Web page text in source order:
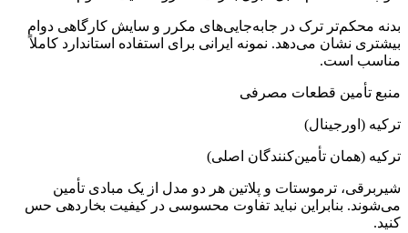
بدنه محکم‌تر ترک در جابه‌جایی‌های مکرر و سایش کارگاهی دوام
بیشتری نشان می‌دهد. نمونه ایرانی برای استفاده استاندارد کاملاً
مناسب است.
منبع تأمین قطعات مصرفی
ترکیه (اورجینال)
ترکیه (همان تأمین‌کنندگان اصلی)
شیربرقی، ترموستات و پلاتین هر دو مدل از یک مبادی تأمین
می‌شوند. بنابراین نباید تفاوت محسوسی در کیفیت بخاردهی حس
کنید.